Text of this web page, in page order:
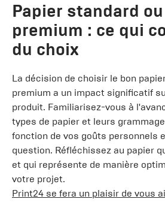
Papier standard
premium : ce qui
du choix
La décision de choisir le bon
premium a un impact significatif
produit. Familiarisez-vous à
types de papier et leurs
fonction de vos goûts personnels
question. Réfléchissez au papier
et qui représente de manière
votre projet.
Print24 se fera un plaisir de vous